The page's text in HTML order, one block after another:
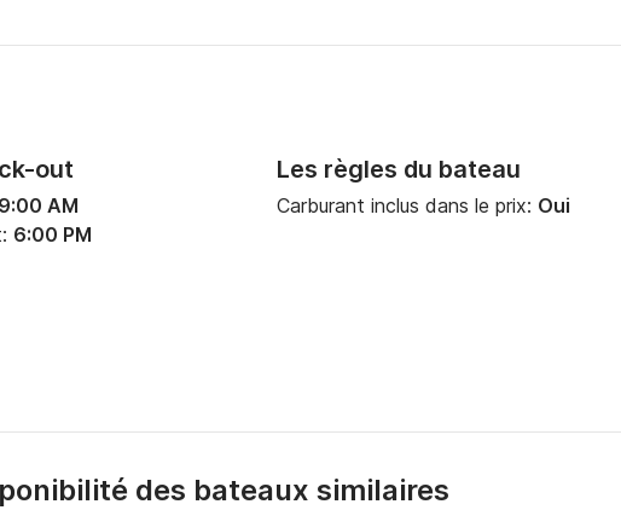
out
9:00 AM
6:00 PM
Les règles du bateau
Carburant inclus dans le prix: Oui
des bateaux similaires